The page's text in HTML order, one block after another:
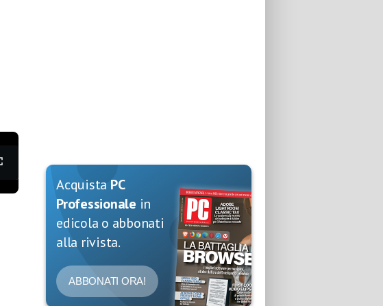
Acquista PC
Professionale in
edicola o abbonati
alla rivista.
ABBONATI ORA!